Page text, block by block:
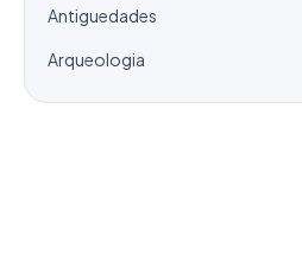
Antiguedades
Arqueologia